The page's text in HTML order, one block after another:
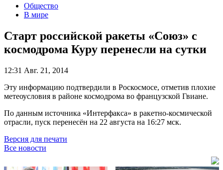
Общество
В мире
Старт российской ракеты «Союз» с
космодрома Куру перенесли на сутки
12:31 Авг. 21, 2014
Эту информацию подтвердили в Роскосмосе, отметив плохие
метеоусловия в районе космодрома во французской Гвиане.
По данным источника «Интерфакса» в ракетно-космической
отрасли, пуск перенесён на 22 августа на 16:27 мск.
Версия для печати
Все новости